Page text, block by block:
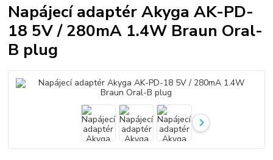
Napájecí adaptér Akyga AK-PD-
18 5V / 280mA 1.4W Braun Oral-
B plug